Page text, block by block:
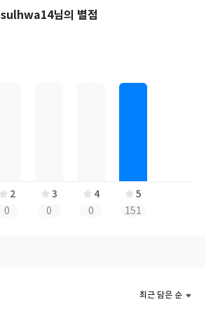
sulhwa14님의 별점
2
0
3
0
4
0
5
151
최근 담은 순